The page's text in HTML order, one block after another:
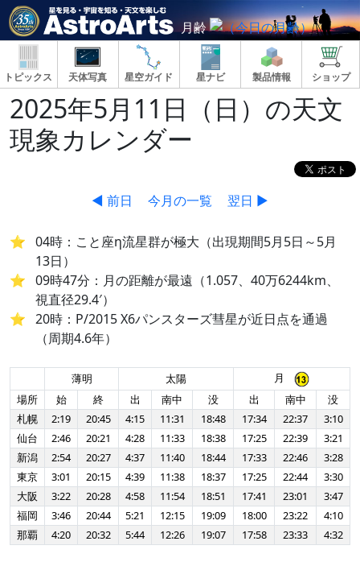
月齢
トピックス 天体写真 星空ガイド 星ナビ 製品情報 ショップ
2025年5月11日（日）の天文
現象カレンダー
◀ 前日 今月の一覧 翌日 ▶
04時：こと座η流星群が極大（出現期間5月5日～5月
13日）
09時47分：月の距離が最遠（1.057、40万6244km、
視直径29.4′）
20時：P/2015 X6パンスターズ彗星が近日点を通過
（周期4.6年）
薄明 太陽
月
場所
始 終 出 南中 没 出 南中
没
札幌
2:19 20:45 4:15 11:31 18:48 17:34 22:37
3:10
仙台
2:46 20:21 4:28 11:33 18:38 17:25 22:39
3:21
新潟
2:54 20:27 4:37 11:40 18:44 17:33 22:46
3:28
東京
3:01 20:15 4:39 11:38 18:37 17:25 22:44
3:30
大阪
3:22 20:28 4:58 11:54 18:51 17:41 23:01
3:47
福岡
3:46 20:44 5:21 12:15 19:09 18:00 23:22
4:10
那覇
4:20 20:32 5:44 12:26 19:07 17:58 23:33 4:32